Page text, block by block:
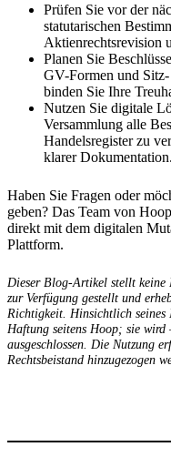
Prüfen Sie vor der
statutarischen
Aktienrechtsrevision
Planen Sie
GV-Formen und
binden Sie Ihre
Nutzen Sie digitale
Versammlung alle
Handelsregister zu
klarer Dokumentation.
Haben Sie Fragen oder
geben? Das Team von
direkt mit dem digitalen
Plattform.
Dieser Blog-Artikel stellt keine
zur Verfügung gestellt und
Richtigkeit. Hinsichtlich seines
Haftung seitens Hoop; sie wird
ausgeschlossen. Die Nutzung
Rechtsbeistand hinzugezogen